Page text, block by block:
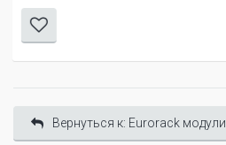
Вернуться к: Eurorack модули